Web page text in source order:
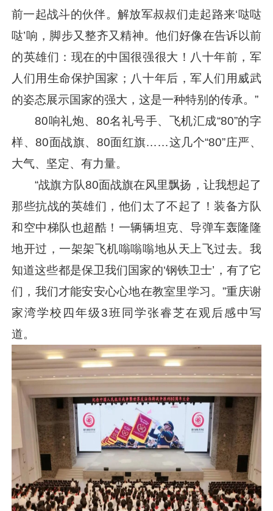
前一起战斗的伙伴。解放军叔叔们走起路来‘哒哒
哒’响，脚步又整齐又精神。他们好像在告诉以前
的英雄们：现在的中国很强很大！八十年前，军
人们用生命保护国家；八十年后，军人们用威武
的姿态展示国家的强大，这是一种特别的传承。”
80响礼炮、80名礼号手、飞机汇成“80”的字
样、80面战旗、80面红旗……这几个“80”庄严、
大气、坚定、有力量。
“战旗方队80面战旗在风里飘扬，让我想起了
那些抗战的英雄们，他们太了不起了！装备方队
和空中梯队也超酷！一辆辆坦克、导弹车轰隆隆
地开过，一架架飞机嗡嗡嗡地从天上飞过去。我
知道这些都是保卫我们国家的‘钢铁卫士’，有了它
们，我们才能安安心心地在教室里学习。”重庆谢
家湾学校四年级3班同学张睿芝在观后感中写
道。